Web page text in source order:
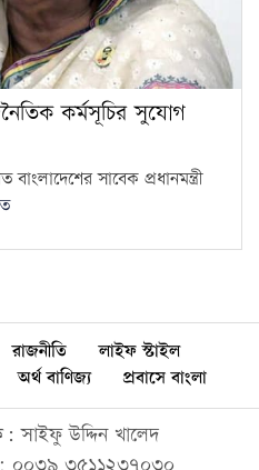
কর্মসূচির সুযোগ
সাবেক প্রধানমন্ত্রী
রাজনীতি
লাইফ স্টাইল
অর্থ বাণিজ্য প্রবাসে বাংলা
সাইফু উদ্দিন খালেদ